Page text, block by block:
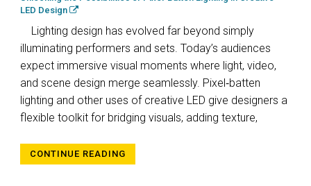
LED Design
Lighting design has evolved far beyond simply
illuminating performers and sets. Today’s audiences
expect immersive visual moments where light, video,
and scene design merge seamlessly. Pixel‑batten
lighting and other uses of creative LED give designers a
flexible toolkit for bridging visuals, adding texture,
CONTINUE READING